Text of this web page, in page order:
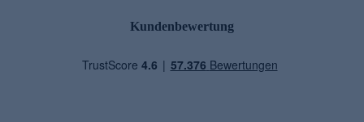
Kundenbewertung